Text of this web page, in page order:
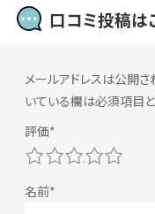
口コミ投稿は
メールアドレスは公開さ
いている欄は必須項目と
5
4
3
2